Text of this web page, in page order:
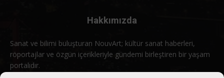
Hakkımızda
Sanat ve bilimi buluşturan NouvArt; kültür sanat haberleri,
röportajlar ve özgün içerikleriyle gündemi birleştiren bir yaşam
portalıdır.